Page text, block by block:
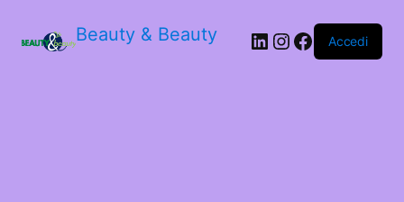
Beauty & Beauty LinkedIn
Instagram
Facebook
Accedi